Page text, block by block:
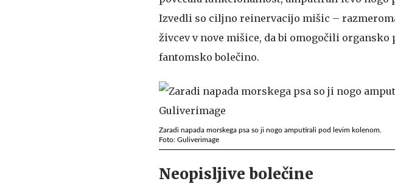
Izvedli so ciljno reinervacijo mišic –
živcev v nove mišice, da bi omogočili
fantomsko bolečino.
Zaradi napada morskega psa so ji nogo amputirali pod levim kolenom.
Foto: Guliverimage
Neopisljive bolečine